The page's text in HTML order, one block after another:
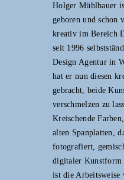
Holger Mühlbauer
geboren und schon
kreativ im Bereich
seit 1996
Design Agentur in
hat er nun diesen
gebracht, beide
verschmelzen zu
Kreischende
alten Spanplatten,
fotografiert,
digitaler Kunstform
ist die Arbeitsweise